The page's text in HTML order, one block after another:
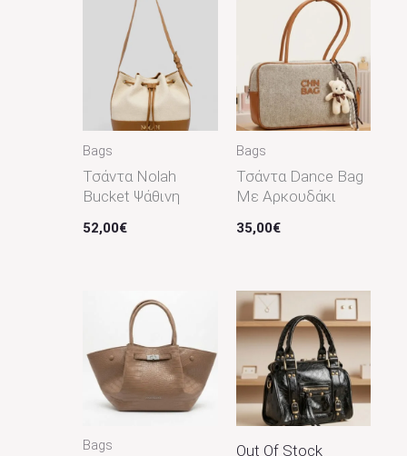
Bags
Τσάντα Nolah
Bucket Ψάθινη
52,00€
Bags
Τσάντα Dance Bag
Με Αρκουδάκι
35,00€
Bags Out Of Stock